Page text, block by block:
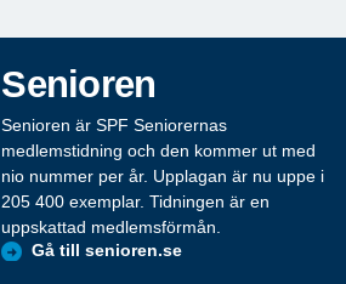
Senioren
Senioren är SPF Seniorernas
medlemstidning och den kommer ut med
nio nummer per år. Upplagan är nu uppe i
205 400 exemplar. Tidningen är en
uppskattad medlemsförmån.
Gå till senioren.se